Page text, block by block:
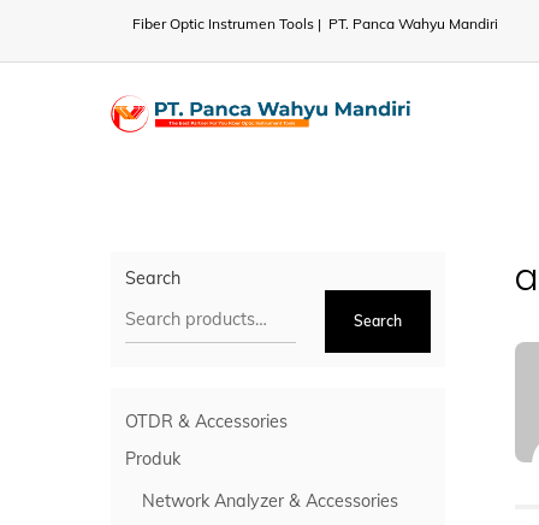
content
Fiber Optic Instrumen Tools | PT. Panca Wahyu Mandiri
Search
Search
OTDR & Accessories
Produk
Network Analyzer & Accessories